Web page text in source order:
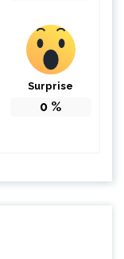
Surprise
0 %